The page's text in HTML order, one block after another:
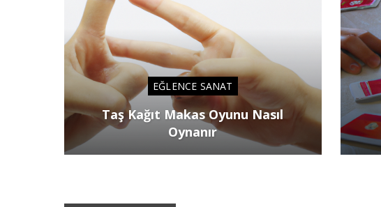
EĞLENCE SANAT
Taş Kağıt Makas Oyunu Nasıl
Oynanır